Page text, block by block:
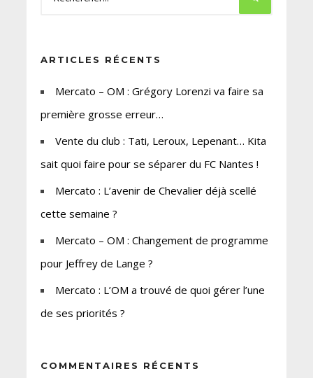
ARTICLES RÉCENTS
Mercato – OM : Grégory Lorenzi va faire sa
première grosse erreur…
Vente du club : Tati, Leroux, Lepenant… Kita
sait quoi faire pour se séparer du FC Nantes !
Mercato : L’avenir de Chevalier déjà scellé
cette semaine ?
Mercato – OM : Changement de programme
pour Jeffrey de Lange ?
Mercato : L’OM a trouvé de quoi gérer l’une
de ses priorités ?
COMMENTAIRES RÉCENTS